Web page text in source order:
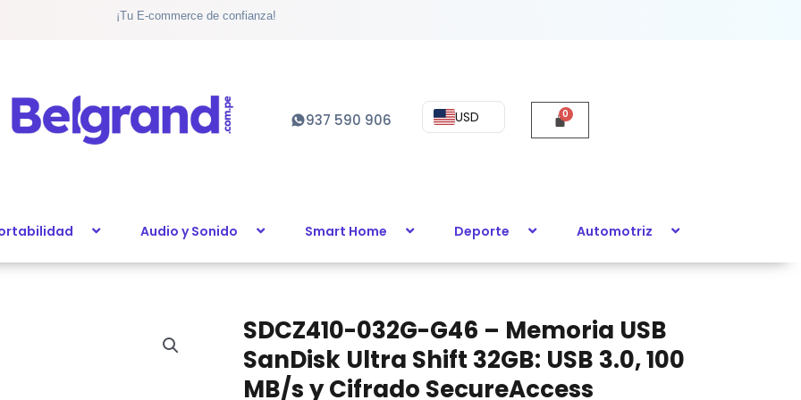
¡Tu E-commerce de confianza!
937 590 906 USD
Audio y Sonido Smart Home Deporte Automotriz
SDCZ410-032G-G46 – Memoria USB
SanDisk Ultra Shift 32GB: USB 3.0, 100
MB/s y Cifrado SecureAccess
SDCZ410-
032G-
G46
-
32GB: